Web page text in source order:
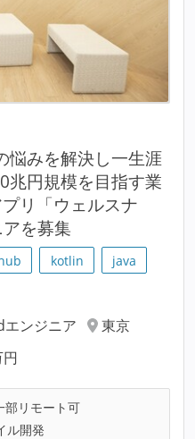
悩みを解決し一生涯
兆円規模を目指す業
リ「ウェルスナ
を募集
kotlin
java
ンジニア
東京
部リモート可
ル開発